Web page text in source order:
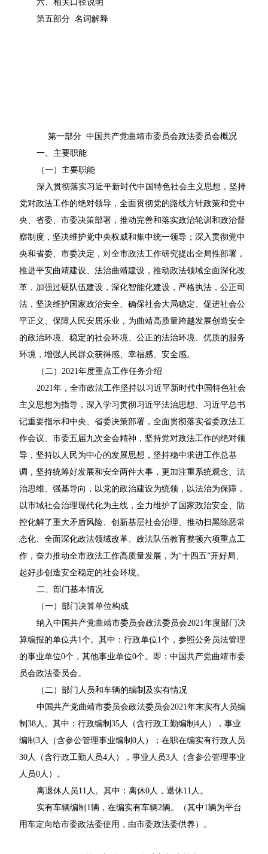
第五部分 名词解释
第一部分 中国共产党曲靖市委员会政法委员会概况
一、主要职能
（一）主要职能
深入贯彻落实习近平新时代中国特色社会主义思想，坚持
党对政法工作的绝对领导，全面贯彻党的路线方针政策和党中
央、省委、市委决策部署，推动完善和落实政治轮训和政治督
察制度，坚决维护党中央权威和集中统一领导；深入贯彻党中
央和省委、市委决定，对全市政法工作研究提出全局性部署，
推进平安曲靖建设、法治曲靖建设，推动政法领域全面深化改
革，加强过硬队伍建设，深化智能化建设，严格执法，公正司
法，坚决维护国家政治安全、确保社会大局稳定、促进社会公
平正义、保障人民安居乐业，为曲靖高质量跨越发展创造安全
的政治环境、稳定的社会环境、公正的法治环境、优质的服务
环境，增强人民群众获得感、幸福感、安全感。
（二）2021年度重点工作任务介绍
2021年，全市政法工作坚持以习近平新时代中国特色社会
主义思想为指导，深入学习贯彻习近平法治思想、习近平总书
记重要指示和中央、省委决策部署，全面贯彻落实省委政法工
作会议、市委五届九次全会精神，坚持党对政法工作的绝对领
导，坚持以人民为中心的发展思想，坚持稳中求进工作总基
调，坚持统筹好发展和安全两件大事，更加注重系统观念、法
治思维、强基导向，以党的政治建设为统领，以法治为保障，
以市域社会治理现代化为主线，全力维护了国家政治安全、防
控化解了重大矛盾风险、创新基层社会治理、推动扫黑除恶常
态化、全面深化政法领域改革、政法队伍教育整顿六项重点工
作，奋力推动全市政法工作高质量发展，为“十四五”开好局、
起好步创造安全稳定的社会环境。
二、部门基本情况
（一）部门决算单位构成
纳入中国共产党曲靖市委员会政法委员会2021年度部门决
算编报的单位共1个。其中：行政单位1个，参照公务员法管理
的事业单位0个，其他事业单位0个。即：中国共产党曲靖市委
员会政法委员会。
（二）部门人员和车辆的编制及实有情况
中国共产党曲靖市委员会政法委员会2021年末实有人员编
制38人。其中：行政编制35人（含行政工勤编制4人），事业
编制3人（含参公管理事业编制0人）；在职在编实有行政人员
30人（含行政工勤人员4人），事业人员3人（含参公管理事业
人员0人）。
离退休人员11人。其中：离休0人，退休11人。
实有车辆编制1辆，在编实有车辆2辆。（其中1辆为平台
用车定向给市委政法委使用，由市委政法委供养）。